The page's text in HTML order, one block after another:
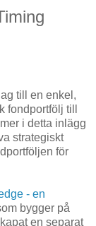
till en enkel,
fondportfölj till
i detta inlägg
strategiskt
för
- en
bygger på
en separat